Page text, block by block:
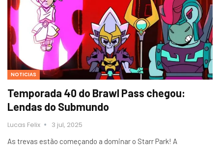
NOTICIAS
Temporada 40 do Brawl Pass chegou:
Lendas do Submundo
Lucas Felix 3 jul, 2025
As trevas estão começando a dominar o Starr Park! A